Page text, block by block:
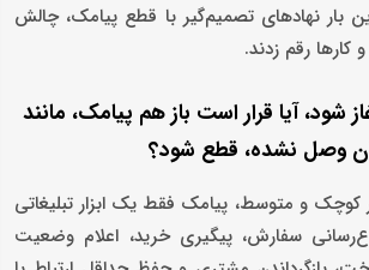
بار نهادهای تصمیم‌گیر با قطع پیامک، چالش
رقم زدند.
شود، آیا قرار است باز هم پیامک، مانند
وصل نشده، قطع شود؟
کوچک و متوسط، پیامک فقط یک ابزار تبلیغاتی
سفارش، پیگیری خرید، اعلام وضعیت